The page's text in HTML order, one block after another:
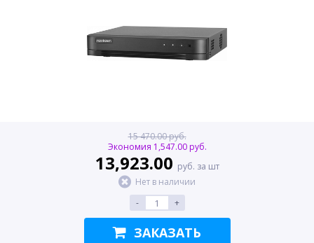
15 470.00 руб.
Экономия 1,547.00 руб.
13,923.00 руб. за шт
Нет в наличии
-
+
ЗАКАЗАТЬ